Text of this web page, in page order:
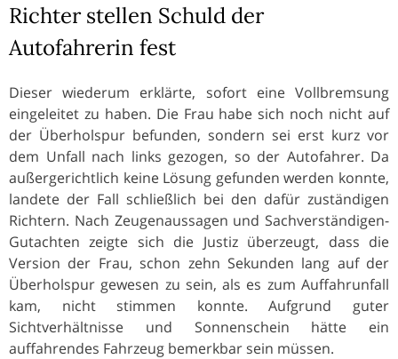
Richter stellen Schuld der
Autofahrerin fest
Dieser wiederum erklärte, sofort eine Vollbremsung
eingeleitet zu haben. Die Frau habe sich noch nicht auf
der Überholspur befunden, sondern sei erst kurz vor
dem Unfall nach links gezogen, so der Autofahrer. Da
außergerichtlich keine Lösung gefunden werden konnte,
landete der Fall schließlich bei den dafür zuständigen
Richtern. Nach Zeugenaussagen und Sachverständigen-
Gutachten zeigte sich die Justiz überzeugt, dass die
Version der Frau, schon zehn Sekunden lang auf der
Überholspur gewesen zu sein, als es zum Auffahrunfall
kam, nicht stimmen konnte. Aufgrund guter
Sichtverhältnisse und Sonnenschein hätte ein
auffahrendes Fahrzeug bemerkbar sein müssen.